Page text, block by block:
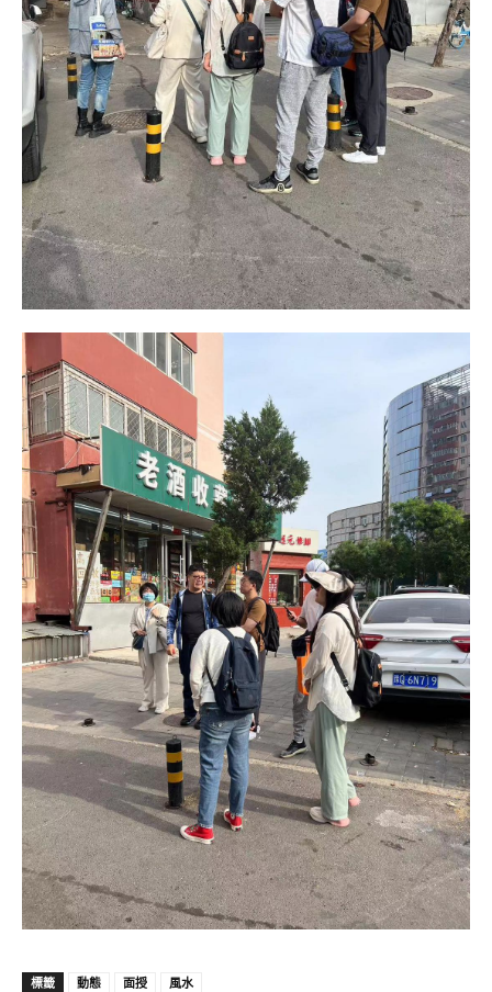
標籤 動態 面授 風水